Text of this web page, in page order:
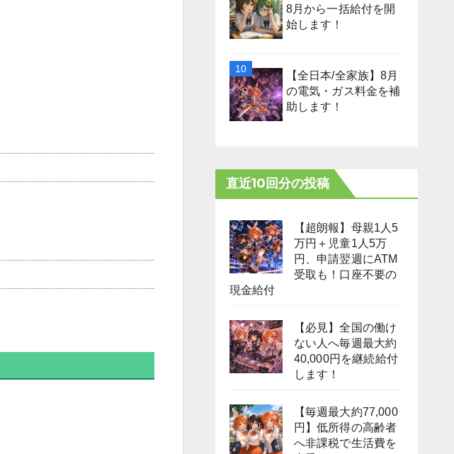
8月から一括給付を開
始します！
【全日本/全家族】8月
の電気・ガス料金を補
助します！
直近10回分の投稿
【超朗報】母親1人5
万円＋児童1人5万
円、申請翌週にATM
受取も！口座不要の
現金給付
【必見】全国の働け
ない人へ毎週最大約
40,000円を継続給付
します！
【毎週最大約77,000
円】低所得の高齢者
へ非課税で生活費を